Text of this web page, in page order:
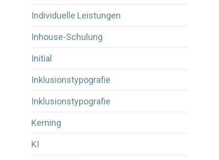
Individuelle Leistungen
Inhouse-Schulung
Initial
Inklusionstypografie
Inklusionstypografie
Kerning
KI